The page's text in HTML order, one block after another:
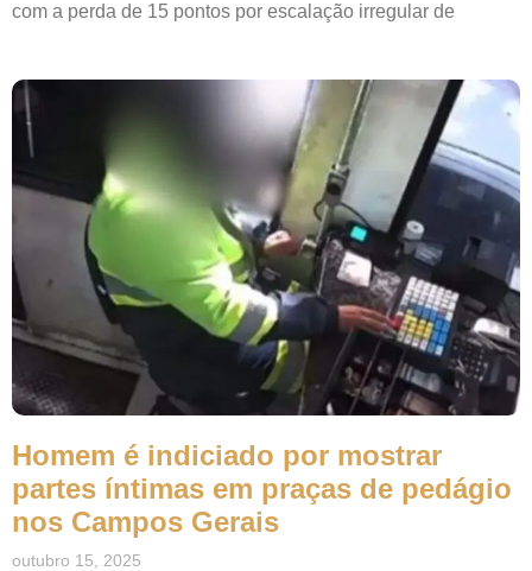
com a perda de 15 pontos por escalação irregular de
Homem é indiciado por mostrar
partes íntimas em praças de pedágio
nos Campos Gerais
outubro 15, 2025